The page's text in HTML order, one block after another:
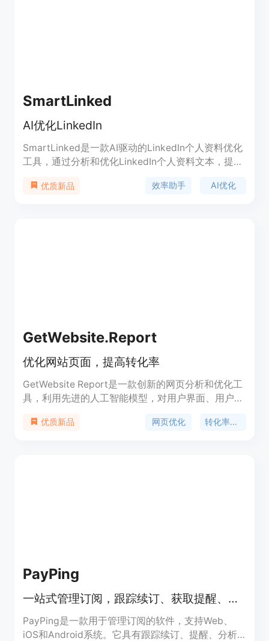
SmartLinked
AI优化LinkedIn
SmartLinked是一款AI驱动的LinkedIn个人资料优化
工具，通过分析和优化LinkedIn个人资料文本，提高
LinkedIn中脱颖而出，开始你的个人资料优化之旅。
优质新品 效率助手 AI优化
GetWebsite.Report
优化网站页面，提高转化率
GetWebsite Report是一款创新的网页分析和优化工
具，利用先进的人工智能模型，对用户界面、用户体
进行综合评估，提供实时反馈和建议。通过改善页面
优质新品 网页优化 转化率优化
PayPing
一站式管理订阅，跟踪续订、获取提醒、分摊账单，用AI优化开支
PayPing是一款用于管理订阅的软件，支持Web、
iOS和Android系统。它具有跟踪续订、提醒、分析